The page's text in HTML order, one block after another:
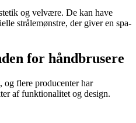
og velvære. De kan have
strålemønstre, der giver en spa-
for håndbrusere
og flere producenter har
af funktionalitet og design.